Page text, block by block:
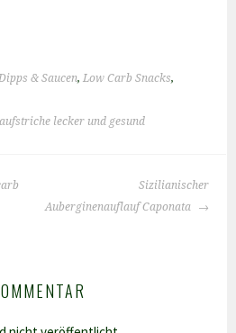
& Saucen,Low Carb Snacks,
lecker und gesund
Sizilianischer
Auberginenauflauf Caponata